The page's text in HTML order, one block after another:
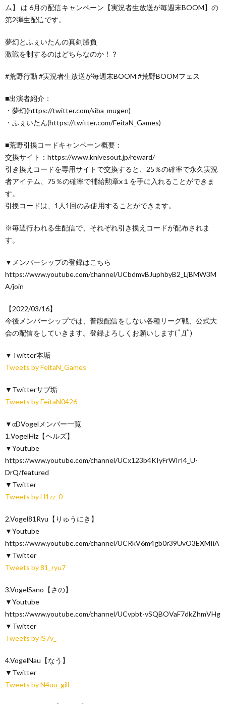
ム】 は 6月の配信キャンペーン【実況者生放送が毎週末BOOM】の
第2弾生配信です。
夢幻とふぇいたんの真剣勝負
激戦を制するのはどちらなのか！？
#荒野行動 #実況者生放送が毎週末BOOM #荒野BOOMフェス
■出演者紹介：
・夢幻(https://twitter.com/siba_mugen)
・ふぇいたん(https://twitter.com/FeitaN_Games)
■荒野引換コードキャンペーン概要：
交換サイト：https://www.knivesout.jp/reward/
引き換えコードを専用サイトで交換すると、25％の確率で永久実況
者アイテム、75％の確率で補給勲章x１を手に入れることができま
す。
引換コードは、1人1回のみ使用することができます。
※毎週行われる生配信で、それぞれ引き換えコードが配布されま
す。
▼メンバーシップの登録はこちら
https://www.youtube.com/channel/UCbdmvBJuphbyB2_LjBMW3M
A/join
【2022/03/16】
今後メンバーシップでは、普段配信をしない各種リーグ戦、公式大
会の配信をしていきます。登録よろしくお願いします( ﾟДﾟ)
▼Twitter本垢
Tweets by FeitaN_Games
▼Twitterサブ垢
Tweets by FeitaN0426
▼αDVogelメンバー一覧
1.VogelHlz【ヘルズ】
▼Youtube
https://www.youtube.com/channel/UCx123b4KIyFrWIrI4_U-
DrQ/featured
▼Twitter
Tweets by H1zz_0
2.Vogel81Ryu【りゅうにき】
▼Youtube
https://www.youtube.com/channel/UCRkV6m4gb0r39UvO3EXMIiA
▼Twitter
Tweets by 81_ryu7
3.VogelSano【さの】
▼Youtube
https://www.youtube.com/channel/UCvpbt-vSQBOVaF7dkZhmVHg
▼Twitter
Tweets by iS7v_
4.VogelNau【なう】
▼Twitter
Tweets by N4uu_gill